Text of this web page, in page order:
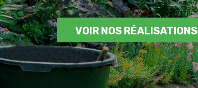
VOIR NOS RÉALISATIONS